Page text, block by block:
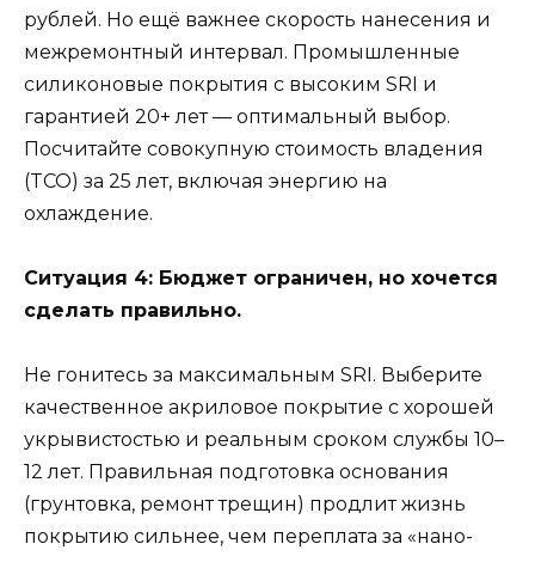
рублей. Но ещё важнее скорость нанесения и
межремонтный интервал. Промышленные
силиконовые покрытия с высоким SRI и
гарантией 20+ лет — оптимальный выбор.
Посчитайте совокупную стоимость владения
(TCO) за 25 лет, включая энергию на
охлаждение.
Ситуация 4: Бюджет ограничен, но хочется
сделать правильно.
Не гонитесь за максимальным SRI. Выберите
качественное акриловое покрытие с хорошей
укрывистостью и реальным сроком службы 10–
12 лет. Правильная подготовка основания
(грунтовка, ремонт трещин) продлит жизнь
покрытию сильнее, чем переплата за «нано-